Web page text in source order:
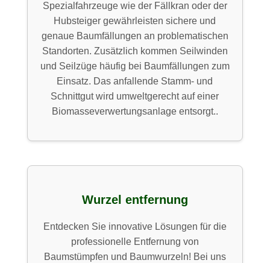
Spezialfahrzeuge wie der Fällkran oder der
Hubsteiger gewährleisten sichere und
genaue Baumfällungen an problematischen
Standorten. Zusätzlich kommen Seilwinden
und Seilzüge häufig bei Baumfällungen zum
Einsatz. Das anfallende Stamm- und
Schnittgut wird umweltgerecht auf einer
Biomasseverwertungsanlage entsorgt..
Wurzel entfernung
Entdecken Sie innovative Lösungen für die
professionelle Entfernung von
Baumstümpfen und Baumwurzeln! Bei uns